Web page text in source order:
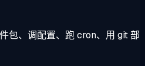
包、调配置、跑 cron、用 git 部